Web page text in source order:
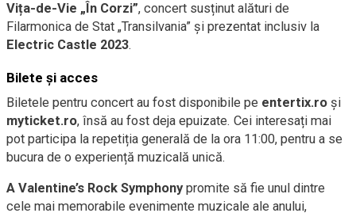
Vița-de-Vie „În Corzi”, concert susținut alături de
Filarmonica de Stat „Transilvania” și prezentat inclusiv la
Electric Castle 2023.
Bilete și acces
Biletele pentru concert au fost disponibile pe entertix.ro și
myticket.ro, însă au fost deja epuizate. Cei interesați mai
pot participa la repetiția generală de la ora 11:00, pentru a se
bucura de o experiență muzicală unică.
A Valentine’s Rock Symphonypromite să fie unul dintre
cele mai memorabile evenimente muzicale ale anului,